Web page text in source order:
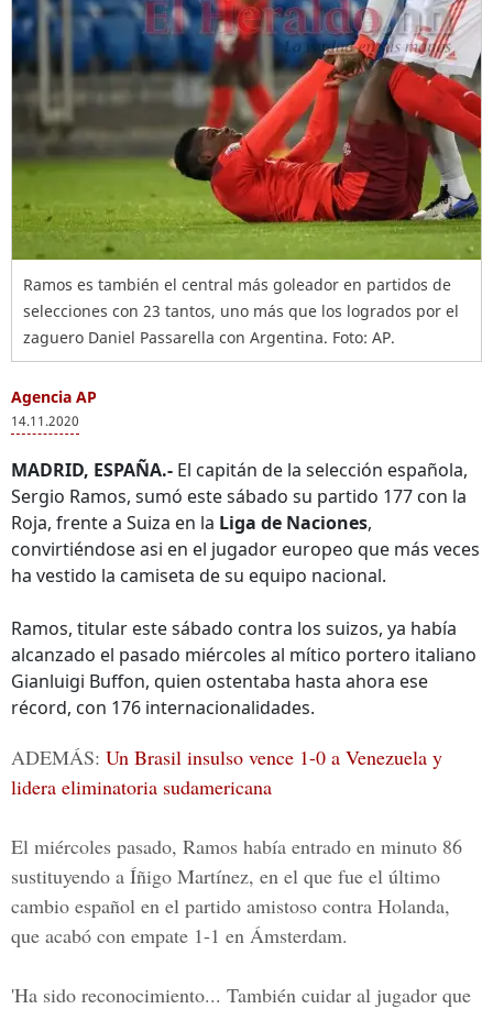
Ramos es también el central más goleador en partidos de
selecciones con 23 tantos, uno más que los logrados por el
zaguero Daniel Passarella con Argentina. Foto: AP.
Agencia AP
14.11.2020
MADRID, ESPAÑA.- El capitán de la selección española,
Sergio Ramos, sumó este sábado su partido 177 con la
Roja, frente a Suiza en la Liga de Naciones,
convirtiéndose asi en el jugador europeo que más veces
ha vestido la camiseta de su equipo nacional.
Ramos, titular este sábado contra los suizos, ya había
alcanzado el pasado miércoles al mítico portero italiano
Gianluigi Buffon, quien ostentaba hasta ahora ese
récord, con 176 internacionalidades.
ADEMÁS: Un Brasil insulso vence 1-0 a Venezuela y
lidera eliminatoria sudamericana
El miércoles pasado, Ramos había entrado en minuto 86
sustituyendo a Íñigo Martínez, en el que fue el último
cambio español en el partido amistoso contra Holanda,
que acabó con empate 1-1 en Ámsterdam.
'Ha sido reconocimiento... También cuidar al jugador que